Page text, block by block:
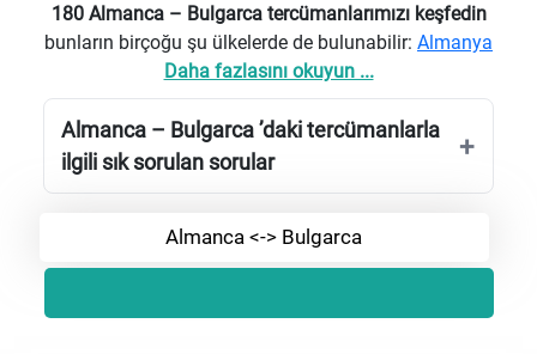
180 Almanca – Bulgarca tercümanlarımızı keşfedin
bunların birçoğu şu ülkelerde de bulunabilir: Almanya
Daha fazlasını okuyun ...
Almanca – Bulgarca ’daki tercümanlarla
ilgili sık sorulan sorular
Almanca <-> Bulgarca